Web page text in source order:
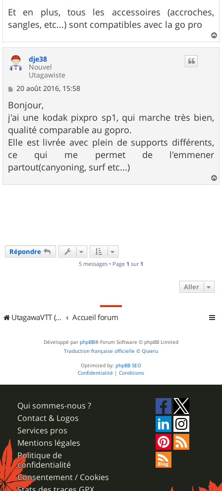
Et en plus, tous les accessoires (accroches,
sangles, etc...) sont compatibles avec la go pro
a
dje38
Nouvel
Utagawiste
M
s
s
a
g
e
20 août 2016, 15:58
Bonjour,
j'ai une kodak pixpro sp1, qui marche très bien,
qualité comparable au gopro.
Elle est livrée avec plein de supports différents,
ce qui me permet de l'emmener
partout(canyoning, surf etc...)
a
Répondre
5 messages • Page 1 sur 1
Aller
UtagawaVTT (Randos VTT et VTTAE avec traces GPS) Accueil forum
Développé par phpBB® Forum Software © phpBB Limited
Traduction française officielle © Qiaeru
Optimized by: phpBB SEO
Confidentialité | Conditions
Qui sommes-nous ?
Contact & Logos
Services pros
Mentions légales
Politique de
confidentialité
Consentement / Cookies